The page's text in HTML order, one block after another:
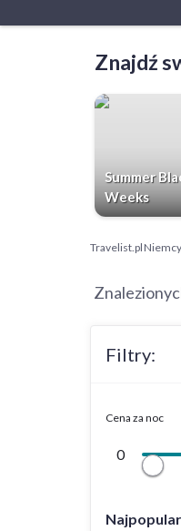
Znajdź
Summer
Weeks
Travelist.plNiemcy
Filtry:
Cena za noc
0